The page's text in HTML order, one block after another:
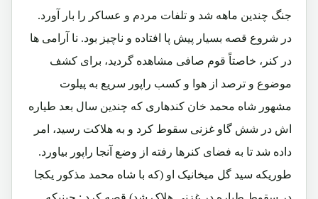
جنگ چندین ماهه شد و تلفات مردم و عساکر را بار آورد.
در شروع قصه بسیار پیش پا افتاده و ناچیز بود. نا آرامی ها
در کنر، خاصتاً قوم صافی مشاهده گردید، برای کشف
موضوع و ترصد از هوا و کسب راپور سریع به پیلوت
مشهور شاه محمد خان کندهاری که چندین سال بعد طیاره
اش در شش گاو غزنی سقوط کرد و به هلاکت رسید، امر
داده شد تا به فضای کنرها رفته از وضع آنجا راپور بیاورد.
طوریکه سید گل میخانیک او (که با شاه محمد مذکور یکجا